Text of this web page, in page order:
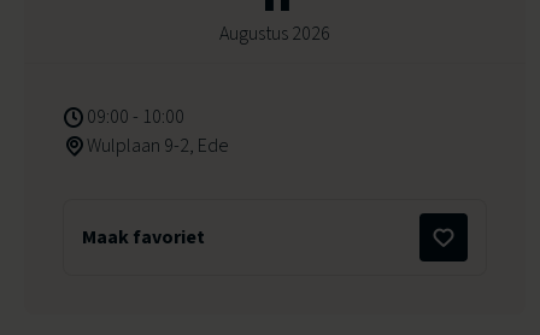
Augustus 2026
09:00 - 10:00
Wulplaan 9-2, Ede
Maak favoriet